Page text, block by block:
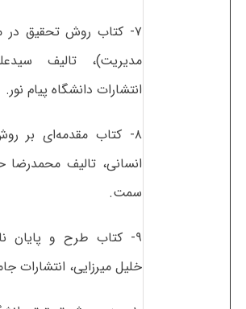
۷- کتاب روش تحقیق در
مدیریت)، تالیف
انتشارات دانشگاه پیام نور.
۸- کتاب مقدمه‌ای بر
انسانی، تالیف محمدرضا
سمت.
۹- کتاب طرح و پایان
خلیل میرزایی، انتشارات